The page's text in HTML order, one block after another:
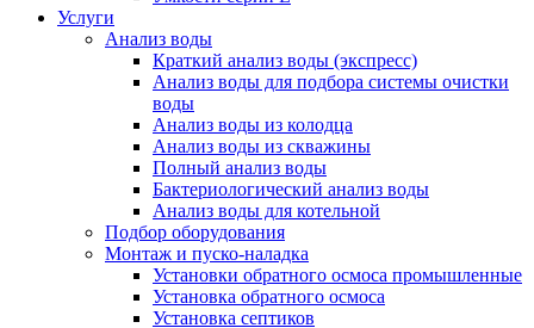
Услуги
Анализ воды
Краткий анализ воды (экспресс)
Анализ воды для подбора системы очистки
воды
Анализ воды из колодца
Анализ воды из скважины
Полный анализ воды
Бактериологический анализ воды
Анализ воды для котельной
Подбор оборудования
Монтаж и пуско-наладка
Установки обратного осмоса промышленные
Установка обратного осмоса
Установка септиков